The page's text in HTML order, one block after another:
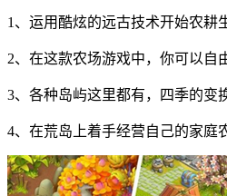
1、运用酷炫的远古技术开始农耕
2、在这款农场游戏中，你可以自
3、各种岛屿这里都有，四季的变
4、在荒岛上着手经营自己的家庭